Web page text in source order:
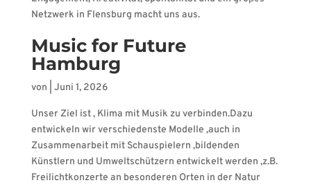
Netzwerk in Flensburg macht uns aus.
Music for Future
Hamburg
von Juni 1, 2026
Unser Ziel ist , Klima mit Musik zu verbinden.Dazu
entwickeln wir verschiedenste Modelle ,auch in
Zusammenarbeit mit Schauspielern ,bildenden
Künstlern und Umweltschützern entwickelt werden ,z.B.
Freilichtkonzerte an besonderen Orten in der Natur